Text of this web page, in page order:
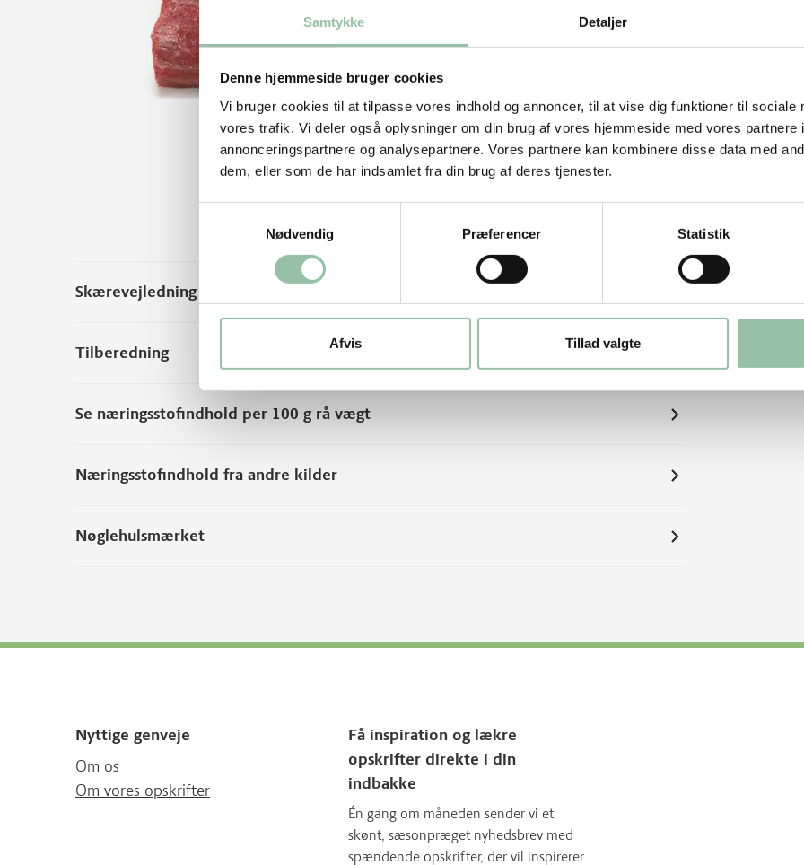
Samtykke Detaljer
Denne hjemmeside bruger cookies
Vi bruger cookies til at tilpasse vores indhold og annoncer, til at vise dig funktioner til sociale
vores trafik. Vi deler også oplysninger om din brug af vores hjemmeside med vores partnere
annonceringspartnere og analysepartnere. Vores partnere kan kombinere disse data med
dem, eller som de har indsamlet fra din brug af deres tjenester.
Nødvendig
Præferencer Statistik
Afvis Tillad valgte
Skærevejledning
Tilberedning
Se næringsstofindhold per 100 g rå vægt
Næringsstofindhold fra andre kilder
Nøglehulsmærket
Nyttige genveje
Om os
Om vores opskrifter
Få inspiration og lækre
opskrifter direkte i din
indbakke
Én gang om måneden sender vi et
skønt, sæsonpræget nyhedsbrev med
spændende opskrifter, der vil inspirerer